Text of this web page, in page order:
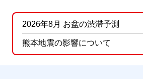
2026年8月 お盆の渋滞予測
熊本地震の影響について